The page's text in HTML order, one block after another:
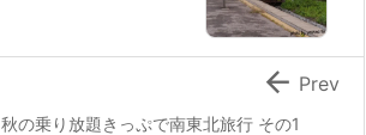
秋の乗り放題きっぷで南東北旅行 その1
 Prev